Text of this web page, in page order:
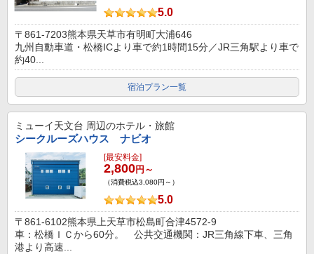
5.0
〒861-7203熊本県天草市有明町大浦646
九州自動車道・松橋ICより車で約1時間15分／JR三角駅より車で
約40...
宿泊プラン一覧
ミューイ天文台 周辺のホテル・旅館
シークルーズハウス ナビオ
[最安料金]
2,800円～
（消費税込3,080円～）
5.0
〒861-6102熊本県上天草市松島町合津4572-9
車：松橋ＩＣから60分。 公共交通機関：JR三角線下車、三角
港より高速...